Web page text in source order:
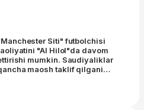
Siti" futbolchisi
"Al Hilol"da davom
mumkin. Saudiyaliklar
maosh taklif qilgani